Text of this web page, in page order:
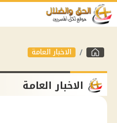
الاخبار العامة
الاخبار العامة